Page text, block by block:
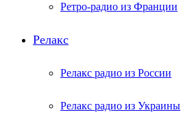
Ретро-радио из Франции
Релакс
Релакс радио из России
Релакс радио из Украины